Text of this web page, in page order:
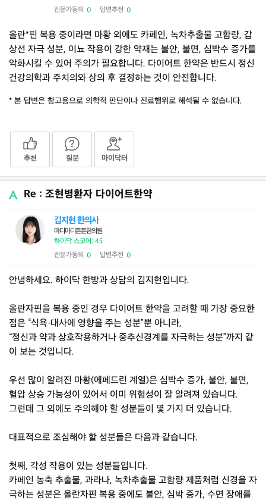
전문가동의 0 답변추천 0
올란*핀 복용 중이라면 마황 외에도 카페인, 녹차추출물 고함량, 갑
상선 자극 성분, 이뇨 작용이 강한 약재는 불안, 불면, 심박수 증가를
악화시킬 수 있어 주의가 필요합니다. 다이어트 한약은 반드시 정신
건강의학과 주치의와 상의 후 결정하는 것이 안전합니다.
* 본 답변은 참고용으로 의학적 판단이나 진료행위로 해석될 수 없습니다.
추천 질문 마이닥터
Re : 조현병환자 다이어트한약
김지현 한의사
마디마디튼튼한의원
하이닥 스코어: 45
전문가동의 0 답변추천 0
안녕하세요. 하이닥 한방과 상담의 김지현입니다.
올란자핀을 복용 중인 경우 다이어트 한약을 고려할 때 가장 중요한
점은 “식욕·대사에 영향을 주는 성분”뿐 아니라,
“정신과 약과 상호작용하거나 중추신경계를 자극하는 성분”까지 같
이 보는 것입니다.
우선 많이 알려진 마황(에페드린 계열)은 심박수 증가, 불안, 불면,
혈압 상승 가능성이 있어서 이미 위험성이 잘 알려져 있습니다.
그런데 그 외에도 주의해야 할 성분들이 몇 가지 더 있습니다.
대표적으로 조심해야 할 성분들은 다음과 같습니다.
첫째, 각성 작용이 있는 성분들입니다.
카페인 농축 추출물, 과라나, 녹차추출물 고함량 제품처럼 신경을 자
극하는 성분은 올란자핀 복용 중에도 불안, 심박 증가, 수면 장애를